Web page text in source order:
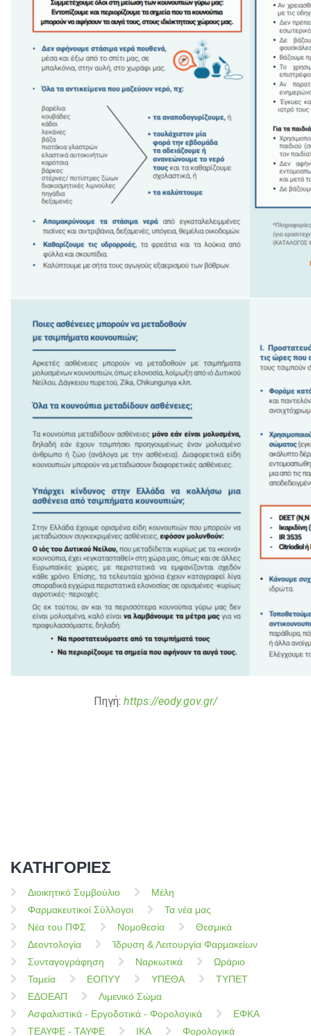
Πηγή: https://eody.gov.gr/
ΚΑΤΗΓΟΡΙΕΣ
Διοικητικό Συμβούλιο
Μέλη
Φαρμακευτικοί Σύλλογοι
Τα νέα μας
Νέα του ΠΦΣ
Νομοθεσία
Θεσμικά
Δεοντολογία
Ίδρυση & Λειτουργία Φαρμακείων
Συνταγογράφηση
Ναρκωτικά
Ωράριο
Ταμεία
ΕΟΠΥΥ ΥΠΕΘΑ
ΤΥΠΕΤ
ΕΔΟΕΑΠ
Λιμενικό Σώμα
Ασφαλιστικά - Εργοδοτικά - Φορολογικά
ΕΦΚΑ
ΤΕΑΥΦΕ - ΤΑΥΦΕ
ΙΚΑ
Φορολογικά